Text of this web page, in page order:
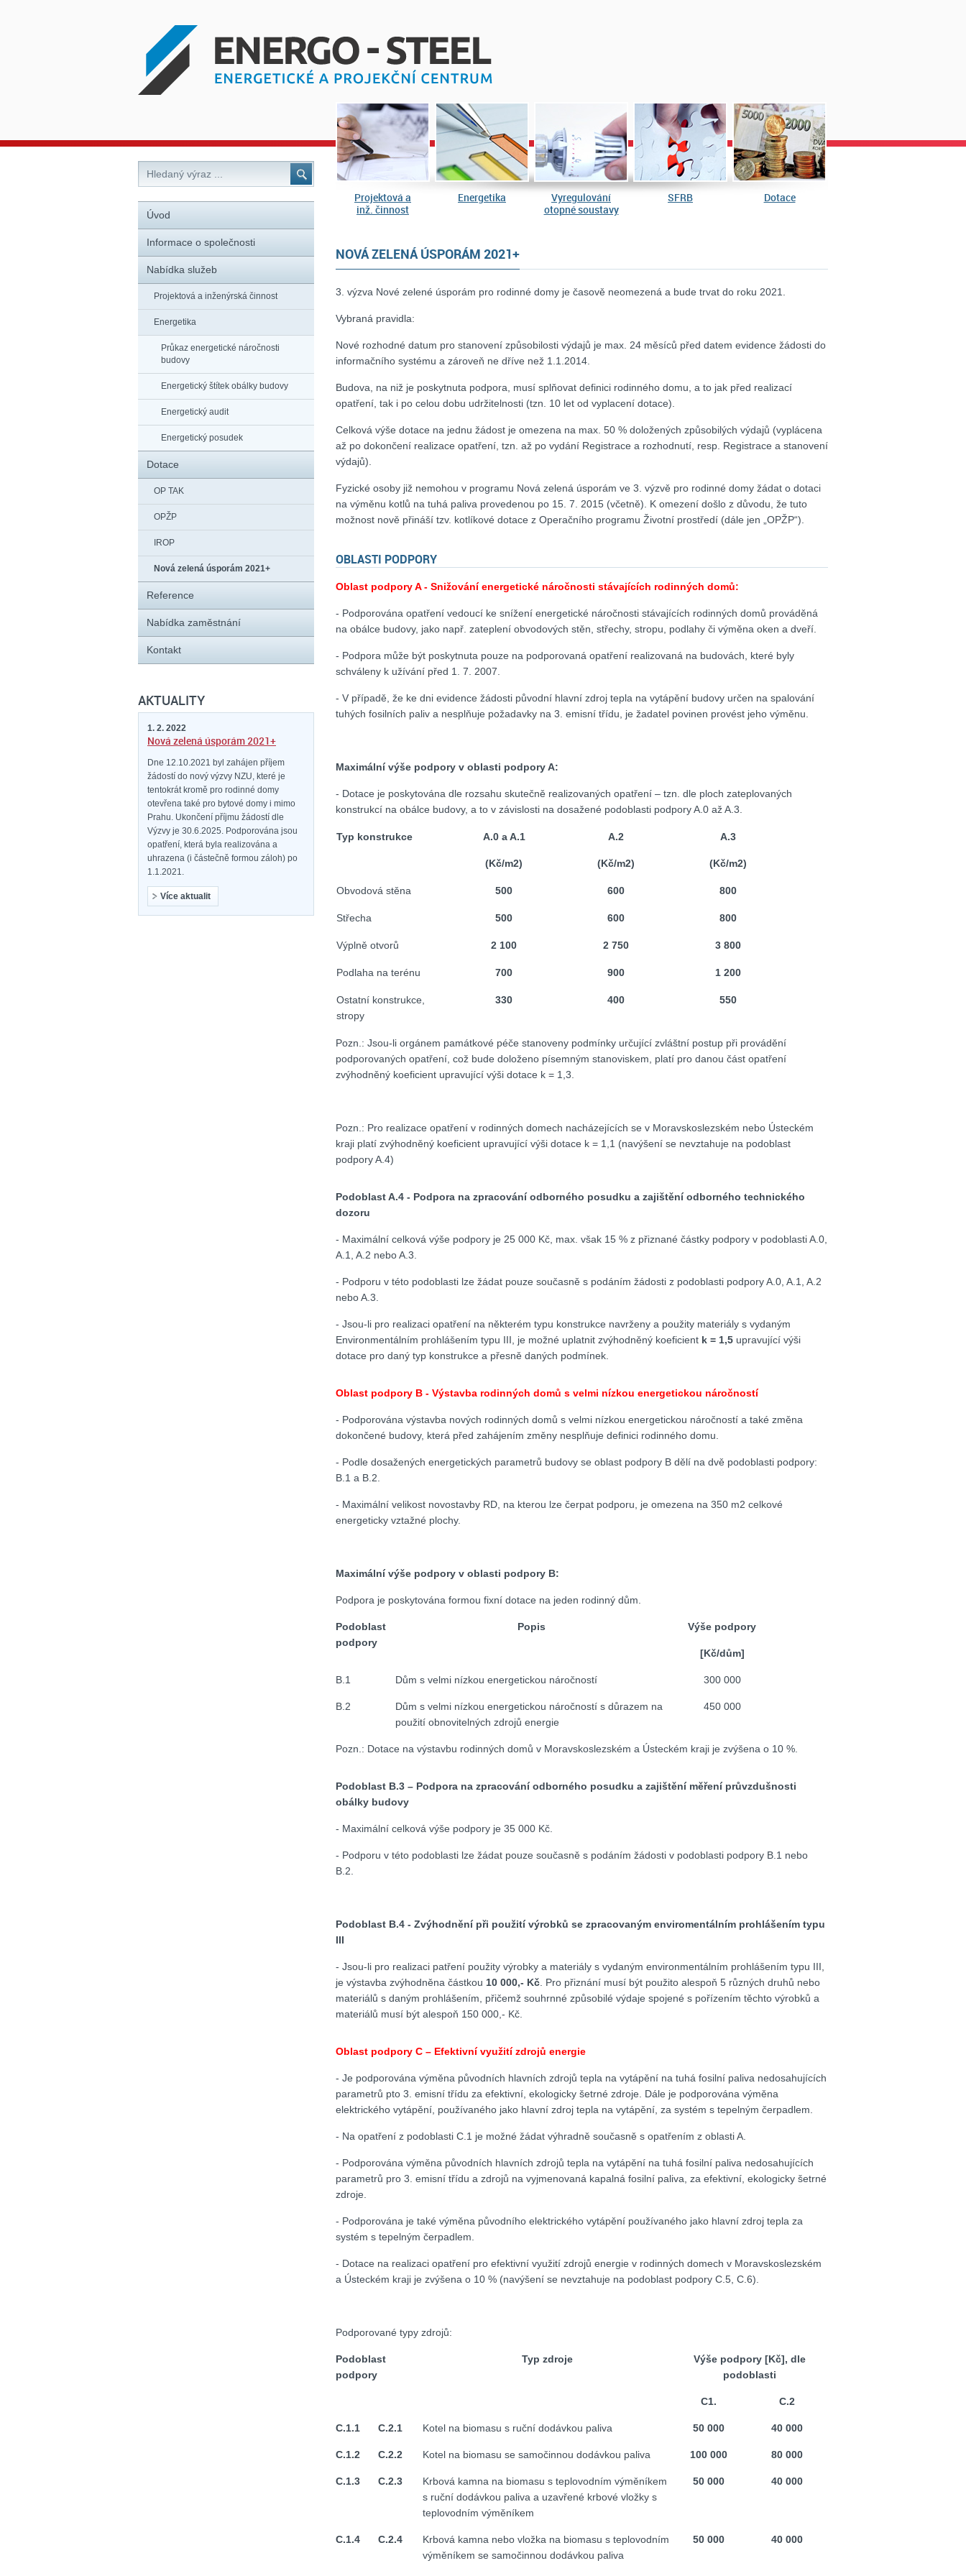
Projektová a
inž. činnost
Energetika
Vyregulování
otopné soustavy
SFRB Dotace
NOVÁ ZELENÁ ÚSPORÁM 2021+
3. výzva Nové zelené úsporám pro rodinné domy je časově neomezená a bude trvat do roku 2021.
Vybraná pravidla:
Nové rozhodné datum pro stanovení způsobilosti výdajů je max. 24 měsíců před datem evidence žádosti do
informačního systému a zároveň ne dříve než 1.1.2014.
Budova, na niž je poskytnuta podpora, musí splňovat definici rodinného domu, a to jak před realizací
opatření, tak i po celou dobu udržitelnosti (tzn. 10 let od vyplacení dotace).
Celková výše dotace na jednu žádost je omezena na max. 50 % doložených způsobilých výdajů (vyplácena
až po dokončení realizace opatření, tzn. až po vydání Registrace a rozhodnutí, resp. Registrace a stanovení
výdajů).
Fyzické osoby již nemohou v programu Nová zelená úsporám ve 3. výzvě pro rodinné domy žádat o dotaci
na výměnu kotlů na tuhá paliva provedenou po 15. 7. 2015 (včetně). K omezení došlo z důvodu, že tuto
možnost nově přináší tzv. kotlíkové dotace z Operačního programu Životní prostředí (dále jen „OPŽP“).
OBLASTI PODPORY
Oblast podpory A - Snižování energetické náročnosti stávajících rodinných domů:
- Podporována opatření vedoucí ke snížení energetické náročnosti stávajících rodinných domů prováděná
na obálce budovy, jako např. zateplení obvodových stěn, střechy, stropu, podlahy či výměna oken a dveří.
- Podpora může být poskytnuta pouze na podporovaná opatření realizovaná na budovách, které byly
schváleny k užívání před 1. 7. 2007.
- V případě, že ke dni evidence žádosti původní hlavní zdroj tepla na vytápění budovy určen na spalování
tuhých fosilních paliv a nesplňuje požadavky na 3. emisní třídu, je žadatel povinen provést jeho výměnu.
Maximální výše podpory v oblasti podpory A:
- Dotace je poskytována dle rozsahu skutečně realizovaných opatření – tzn. dle ploch zateplovaných
konstrukcí na obálce budovy, a to v závislosti na dosažené podoblasti podpory A.0 až A.3.
Typ konstrukce A.0 a A.1
(Kč/m2)
A.2
(Kč/m2)
A.3
(Kč/m2)
Obvodová stěna 500 600 800
Střecha 500 600 800
Výplně otvorů 2 100 2 750 3 800
Podlaha na terénu 700 900 1 200
Ostatní konstrukce,
stropy
330 400 550
Pozn.: Jsou-li orgánem památkové péče stanoveny podmínky určující zvláštní postup při provádění
podporovaných opatření, což bude doloženo písemným stanoviskem, platí pro danou část opatření
zvýhodněný koeficient upravující výši dotace k = 1,3.
Pozn.: Pro realizace opatření v rodinných domech nacházejících se v Moravskoslezském nebo Ústeckém
kraji platí zvýhodněný koeficient upravující výši dotace k = 1,1 (navýšení se nevztahuje na podoblast
podpory A.4)
Podoblast A.4 - Podpora na zpracování odborného posudku a zajištění odborného technického
dozoru
- Maximální celková výše podpory je 25 000 Kč, max. však 15 % z přiznané částky podpory v podoblasti A.0,
A.1, A.2 nebo A.3.
- Podporu v této podoblasti lze žádat pouze současně s podáním žádosti z podoblasti podpory A.0, A.1, A.2
nebo A.3.
- Jsou-li pro realizaci opatření na některém typu konstrukce navrženy a použity materiály s vydaným
Environmentálním prohlášením typu III, je možné uplatnit zvýhodněný koeficient k = 1,5 upravující výši
dotace pro daný typ konstrukce a přesně daných podmínek.
Oblast podpory B - Výstavba rodinných domů s velmi nízkou energetickou náročností
- Podporována výstavba nových rodinných domů s velmi nízkou energetickou náročností a také změna
dokončené budovy, která před zahájením změny nesplňuje definici rodinného domu.
- Podle dosažených energetických parametrů budovy se oblast podpory B dělí na dvě podoblasti podpory:
B.1 a B.2.
- Maximální velikost novostavby RD, na kterou lze čerpat podporu, je omezena na 350 m2 celkové
energeticky vztažné plochy.
Maximální výše podpory v oblasti podpory B:
Podpora je poskytována formou fixní dotace na jeden rodinný dům.
Podoblast
podpory
Popis Výše podpory
[Kč/dům]
B.1 Dům s velmi nízkou energetickou náročností 300 000
B.2
Dům s velmi nízkou energetickou náročností s důrazem na
použití obnovitelných zdrojů energie
450 000
Pozn.: Dotace na výstavbu rodinných domů v Moravskoslezském a Ústeckém kraji je zvýšena o 10 %.
Podoblast B.3 – Podpora na zpracování odborného posudku a zajištění měření průvzdušnosti
obálky budovy
- Maximální celková výše podpory je 35 000 Kč.
- Podporu v této podoblasti lze žádat pouze současně s podáním žádosti v podoblasti podpory B.1 nebo
B.2.
Podoblast B.4 - Zvýhodnění při použití výrobků se zpracovaným enviromentálním prohlášením typu
III
- Jsou-li pro realizaci patření použity výrobky a materiály s vydaným environmentálním prohlášením typu III,
je výstavba zvýhodněna částkou 10 000,- Kč . Pro přiznání musí být použito alespoň 5 různých druhů nebo
materiálů s daným prohlášením, přičemž souhrnné způsobilé výdaje spojené s pořízením těchto výrobků a
materiálů musí být alespoň 150 000,- Kč.
Oblast podpory C – Efektivní využití zdrojů energie
- Je podporována výměna původních hlavních zdrojů tepla na vytápění na tuhá fosilní paliva nedosahujících
parametrů pto 3. emisní třídu za efektivní, ekologicky šetrné zdroje. Dále je podporována výměna
elektrického vytápění, používaného jako hlavní zdroj tepla na vytápění, za systém s tepelným čerpadlem.
- Na opatření z podoblasti C.1 je možné žádat výhradně současně s opatřením z oblasti A.
- Podporována výměna původních hlavních zdrojů tepla na vytápění na tuhá fosilní paliva nedosahujících
parametrů pro 3. emisní třídu a zdrojů na vyjmenovaná kapalná fosilní paliva, za efektivní, ekologicky šetrné
zdroje.
- Podporována je také výměna původního elektrického vytápění používaného jako hlavní zdroj tepla za
systém s tepelným čerpadlem.
- Dotace na realizaci opatření pro efektivní využití zdrojů energie v rodinných domech v Moravskoslezském
a Ústeckém kraji je zvýšena o 10 % (navýšení se nevztahuje na podoblast podpory C.5, C.6).
Podporované typy zdrojů:
Podoblast
podpory
Typ zdroje
Výše podpory [Kč], dle
podoblasti
C1. C.2
C.1.1 C.2.1 Kotel na biomasu s ruční dodávkou paliva 50 000 40 000
C.1.2 C.2.2 Kotel na biomasu se samočinnou dodávkou paliva 100 000 80 000
C.1.3 C.2.3
Krbová kamna na biomasu s teplovodním výměníkem
s ruční dodávkou paliva a uzavřené krbové vložky s
teplovodním výměníkem
50 000 40 000
C.1.4 C.2.4
Krbová kamna nebo vložka na biomasu s teplovodním
výměníkem se samočinnou dodávkou paliva
50 000 40 000
Úvod
Informace o společnosti
Nabídka služeb
Projektová a inženýrská činnost
Energetika
Průkaz energetické náročnosti
budovy
Energetický štítek obálky budovy
Energetický audit
Energetický posudek
Dotace
OP TAK
OPŽP
IROP
Nová zelená úsporám 2021+
Reference
Nabídka zaměstnání
Kontakt
AKTUALITY
1. 2. 2022
Nová zelená úsporám 2021+
Dne 12.10.2021 byl zahájen příjem
žádostí do nový výzvy NZU, které je
tentokrát kromě pro rodinné domy
otevřena také pro bytové domy i mimo
Prahu. Ukončení příjmu žádostí dle
Výzvy je 30.6.2025. Podporována jsou
opatření, která byla realizována a
uhrazena (i částečně formou záloh) po
1.1.2021.
Více aktualit